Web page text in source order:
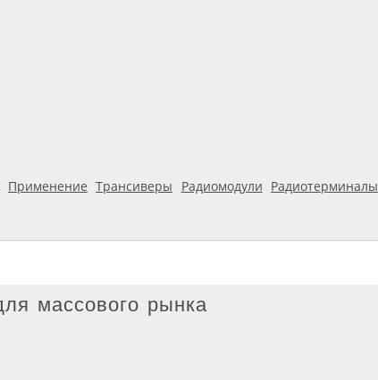
Применение Трансиверы Радиомодули Радиотерминалы
массового рынка